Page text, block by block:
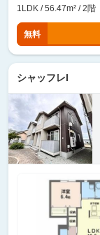
1LDK / 56.47m² / 2階
無料
シャッフレI